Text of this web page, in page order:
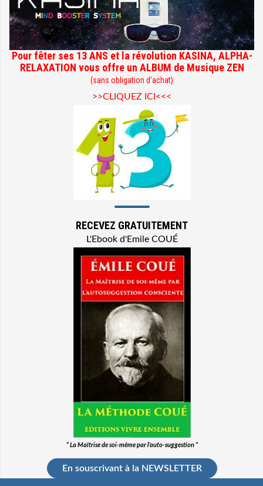
Pour fêter ses 13 ANS et la révolution KASINA, ALPHA-
RELAXATION vous offre un ALBUM de Musique ZEN
(sans obligation d'achat)
>>CLIQUEZ ICI<<<
RECEVEZ GRATUITEMENT
L'Ebook d'Emile COUÉ
“ La Maîtrise de soi-même par l’auto-suggestion ”
En souscrivant à la NEWSLETTER